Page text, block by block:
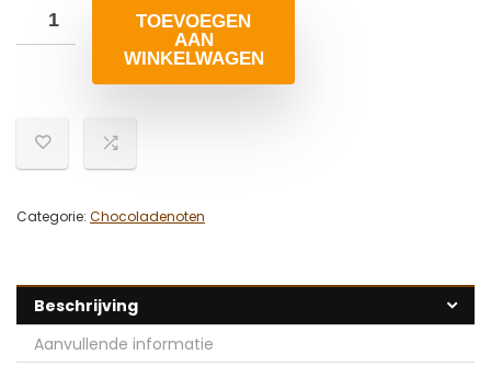
TOEVOEGEN
AAN
WINKELWAGEN
Categorie: Chocoladenoten
Beschrijving
Aanvullende informatie